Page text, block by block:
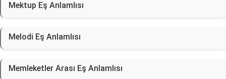
Mektup Eş Anlamlısı
Melodi Eş Anlamlısı
Memleketler Arası Eş Anlamlısı